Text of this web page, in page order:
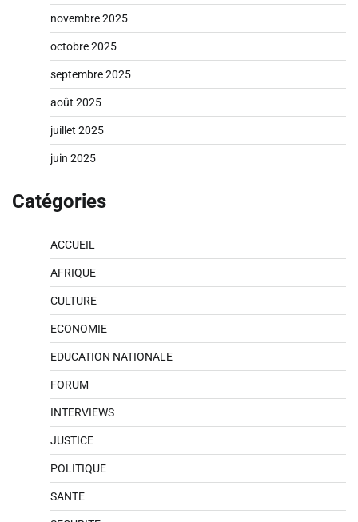
novembre 2025
octobre 2025
septembre 2025
août 2025
juillet 2025
juin 2025
Catégories
ACCUEIL
AFRIQUE
CULTURE
ECONOMIE
EDUCATION NATIONALE
FORUM
INTERVIEWS
JUSTICE
POLITIQUE
SANTE